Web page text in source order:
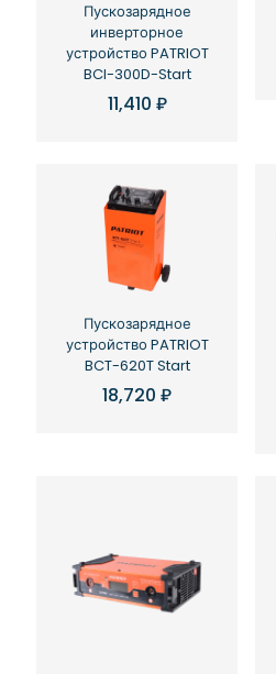
Пускозарядное
инверторное
устройство PATRIOT
BCI-300D-Start
11,410 ₽
Пускозарядное
устройство PATRIOT
BCT-620T Start
18,720₽